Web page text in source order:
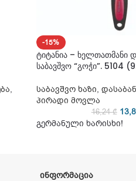
,
-15%
ტიტანია – ხელთათმანი
საბავშვო “გოჭი”. 5104
საბავშვო ხაზი,
პირადი მოვლა
16,24₾
გერმანული ხარისხი!
ᲘᲜᲤᲝᲠᲛᲐᲪᲘᲐ